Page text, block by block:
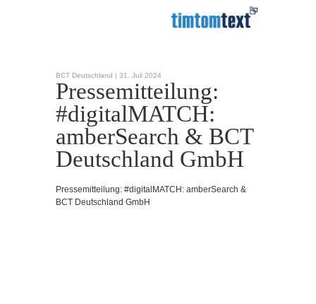
BCT Deutschland | 31. Juli 2024
Pressemitteilung:
#digitalMATCH:
amberSearch & BCT
Deutschland GmbH
Pressemitteilung: #digitalMATCH: amberSearch &
BCT Deutschland GmbH